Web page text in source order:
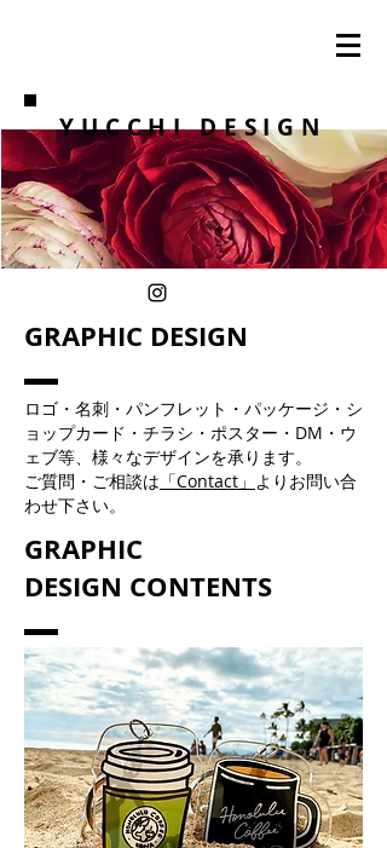
YUCCHI DESIGN
GRAPHIC DESIGN
ロゴ・名刺・パンフレット・パッケージ・シ
ョップカード・チラシ・ポスター・DM・ウ
ェブ等、様々なデザインを承ります。
ご質問・ご相談は 「Contact」 よりお問い合
わせ下さい。
GRAPHIC
DESIGN CONTENTS